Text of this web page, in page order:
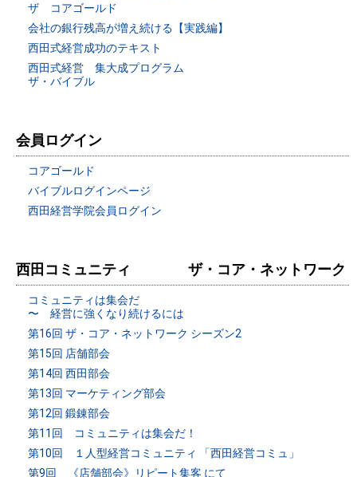
ザ コアゴールド
会社の銀行残高が増え続ける【実践編】
西田式経営成功のテキスト
西田式経営 集大成プログラム
ザ・バイブル
会員ログイン
コアゴールド
バイブルログインページ
西田経営学院会員ログイン
西田コミュニティ ザ・コア・ネットワーク
コミュニティは集会だ
〜 経営に強くなり続けるには
第16回 ザ・コア・ネットワーク シーズン2
第15回 店舗部会
第14回 西田部会
第13回 マーケティング部会
第12回 鍛錬部会
第11回 コミュニティは集会だ！
第10回 １人型経営コミュニティ 「西田経営コミュ」
第9回 《店舗部会》リピート集客 にて